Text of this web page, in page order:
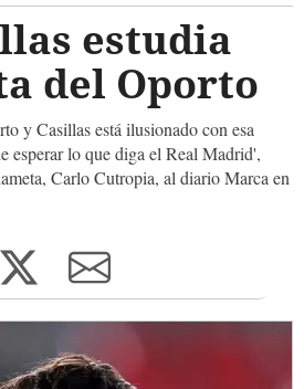
estudia
del Oporto
y Casillas está ilusionado con esa
esperar lo que diga el Real Madrid',
Carlo Cutropia, al diario Marca en